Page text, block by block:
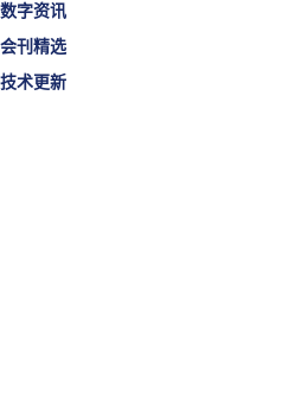
数字资讯
会刊精选
技术更新